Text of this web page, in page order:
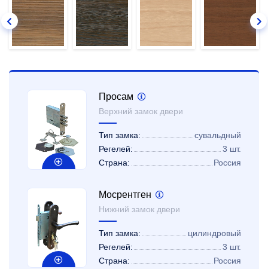
Просам
Верхний замок двери
Тип замка:
сувальдный
Регелей:
3 шт.
Страна:
Россия
Мосрентген
Нижний замок двери
Тип замка:
цилиндровый
Регелей:
3 шт.
Страна:
Россия